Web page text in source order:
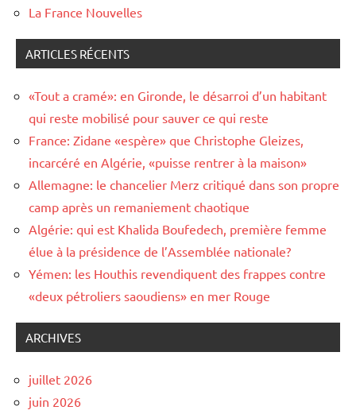
La France Nouvelles
ARTICLES RÉCENTS
«Tout a cramé»: en Gironde, le désarroi d’un habitant
qui reste mobilisé pour sauver ce qui reste
France: Zidane «espère» que Christophe Gleizes,
incarcéré en Algérie, «puisse rentrer à la maison»
Allemagne: le chancelier Merz critiqué dans son propre
camp après un remaniement chaotique
Algérie: qui est Khalida Boufedech, première femme
élue à la présidence de l’Assemblée nationale?
Yémen: les Houthis revendiquent des frappes contre
«deux pétroliers saoudiens» en mer Rouge
ARCHIVES
juillet 2026
juin 2026